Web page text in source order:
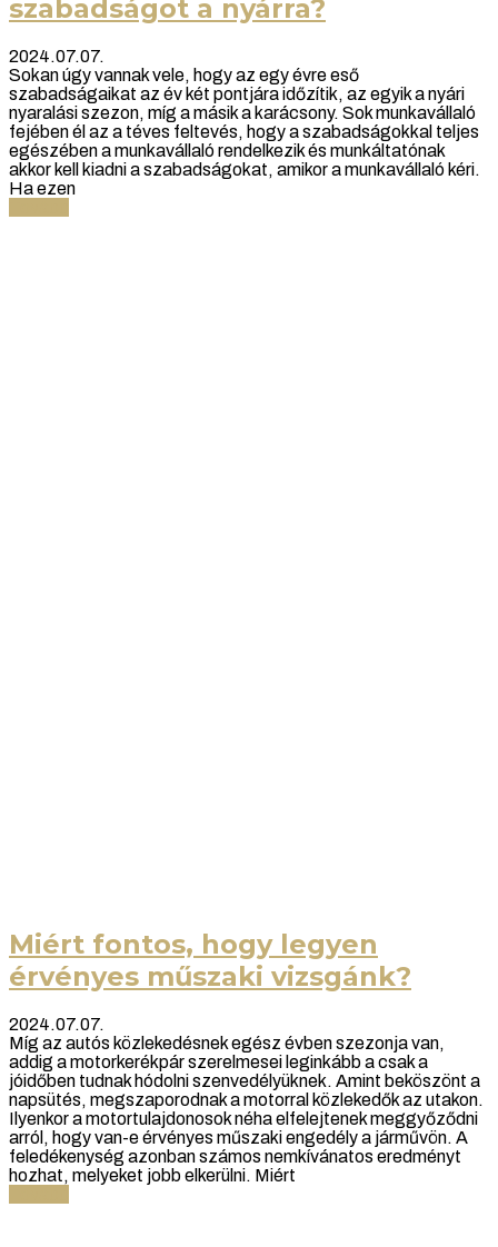
szabadságot a nyárra?
2024.07.07.
Sokan úgy vannak vele, hogy az egy évre eső
szabadságaikat az év két pontjára időzítik, az egyik a nyári
nyaralási szezon, míg a másik a karácsony. Sok munkavállaló
fejében él az a téves feltevés, hogy a szabadságokkal teljes
egészében a munkavállaló rendelkezik és munkáltatónak
akkor kell kiadni a szabadságokat, amikor a munkavállaló kéri.
Ha ezen
Miért fontos, hogy legyen
érvényes műszaki vizsgánk?
2024.07.07.
Míg az autós közlekedésnek egész évben szezonja van,
addig a motorkerékpár szerelmesei leginkább a csak a
jóidőben tudnak hódolni szenvedélyüknek. Amint beköszönt a
napsütés, megszaporodnak a motorral közlekedők az utakon.
Ilyenkor a motortulajdonosok néha elfelejtenek meggyőződni
arról, hogy van-e érvényes műszaki engedély a járművön. A
feledékenység azonban számos nemkívánatos eredményt
hozhat, melyeket jobb elkerülni. Miért